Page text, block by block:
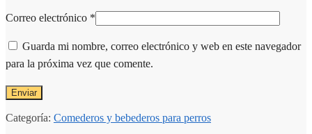
Correo electrónico *
Guarda mi nombre, correo electrónico y web en este navegador
para la próxima vez que comente.
Categoría: Comederos y bebederos para perros